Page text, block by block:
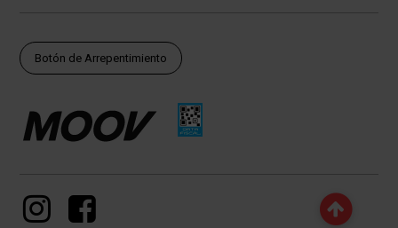
Botón de Arrepentimiento